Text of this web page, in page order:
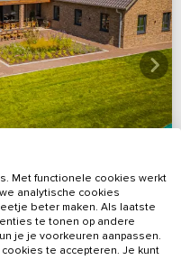
10(2 reviews)
Met functionele cookies werkt
analytische cookies
beter maken. Als laatste
te tonen op andere
je je voorkeuren aanpassen.
te accepteren. Je kunt